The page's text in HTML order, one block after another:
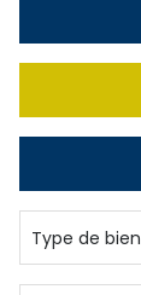
Type de bien